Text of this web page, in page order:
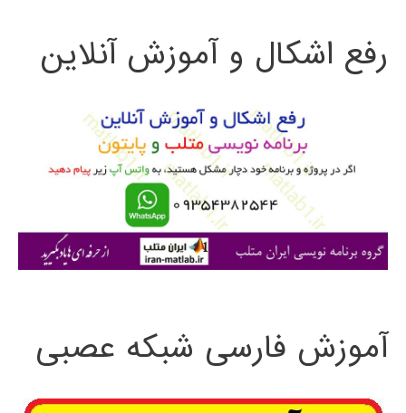
از
ج
ی
رفع اشکال و آموزش آنلاین
آموزش فارسی شبکه عصبی